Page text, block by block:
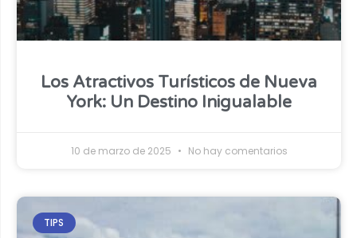
Los Atractivos Turísticos de Nueva
York: Un Destino Inigualable
10 de marzo de 2025 No hay comentarios
TIPS